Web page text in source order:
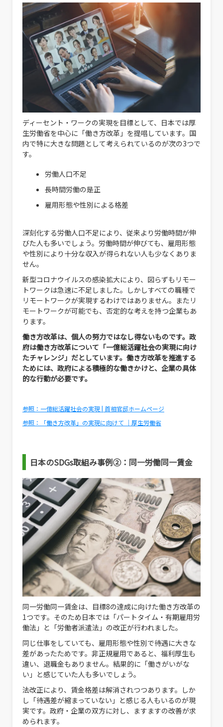
ディーセント・ワークの実現を目標として、日本では厚
生労働省を中心に「働き方改革」を提唱しています。国
内で特に大きな問題として考えられているのが次の3つで
す。
労働人口不足
長時間労働の是正
雇用形態や性別による格差
深刻化する労働人口不足により、従来より労働時間が伸
びた人も多いでしょう。労働時間が伸びても、雇用形態
や性別により十分な収入が得られない人も少なくありま
せん。
新型コロナウイルスの感染拡大により、図らずもリモー
トワークは急速に不足しました。しかしすべての職種で
リモートワークが実現するわけではありません。またリ
モートワークが可能でも、否定的な考えを持つ企業もあ
ります。
働き方改革は、個人の努力ではなし得ないものです。政
府は働き方改革について「一億総活躍社会の実現に向け
たチャレンジ」だとしています。働き方改革を推進する
ためには、政府による積極的な働きかけと、企業の具体
的な行動が必要です。
参照：一億総活躍社会の実現 | 首相官邸ホームページ
参照：「働き方改革」の実現に向けて ｜厚生労働省
日本のSDGs取組み事例②： 同一労働同一賃金
同一労働同一賃金は、目標8の達成に向けた働き方改革の
1つです。そのため日本では「パートタイム・有期雇用労
働法」と「労働者派遣法」の改正が行われました。
同じ仕事をしていても、雇用形態や性別で待遇に大きな
差があったためです。非正規雇用であると、福利厚生も
違い、退職金もありません。結果的に「働きがいがな
い」と感じていた人も多いでしょう。
法改正により、賃金格差は解消されつつあります。しか
し「待遇差が縮まっていない」と感じる人もいるのが現
実です。政府・企業の双方に対し、ますますの改善が求
められます。